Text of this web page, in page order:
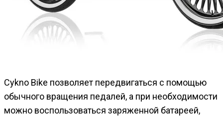
Cykno Bike позволяет передвигаться с помощью
обычного вращения педалей, а при необходимости
можно воспользоваться заряженной батареей,